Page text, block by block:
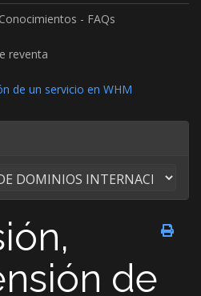
- FAQs
reventa
de un servicio en WHM
de